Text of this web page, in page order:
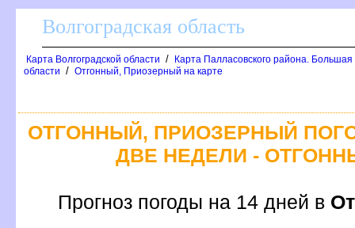
олгоградская область
Карта Волгоградской области /
Карта Палласовского района.
области / Отгонный, Приозерный на карте
ОТГОННЫЙ, ПРИОЗЕРНЫЙ
ДВЕ НЕДЕЛИ -
Прогноз погоды на 14 дней